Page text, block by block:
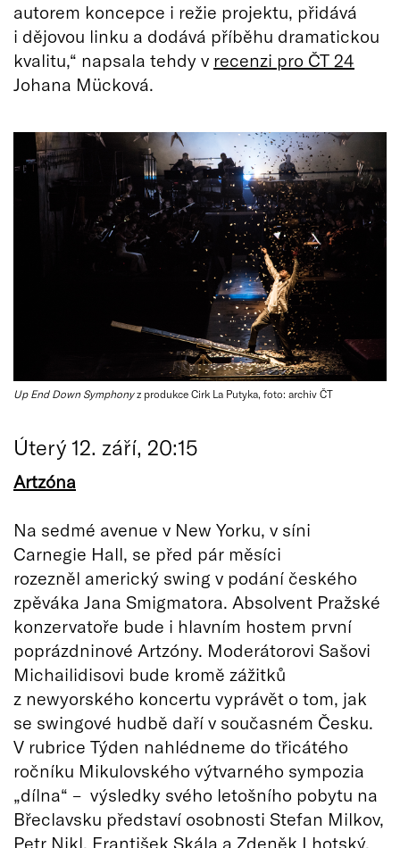
autorem koncepce i režie projektu, přidává
i dějovou linku a dodává příběhu dramatickou
kvalitu,“ napsala tehdy v recenzi pro ČT 24
Johana Mücková.
Up End Down Symphonyz produkce Cirk La Putyka, foto: archiv ČT
Úterý 12. září, 20:15
Artzóna
Na sedmé avenue v New Yorku, v síni
Carnegie Hall, se před pár měsíci
rozezněl americký swing v podání českého
zpěváka Jana Smigmatora. Absolvent Pražské
konzervatoře bude i hlavním hostem první
poprázdninové Artzóny. Moderátorovi Sašovi
Michailidisovi bude kromě zážitků
z newyorského koncertu vyprávět o tom, jak
se swingové hudbě daří v současném Česku.
V rubrice Týden nahlédneme do třicátého
ročníku Mikulovského výtvarného sympozia
„dílna“ – výsledky svého letošního pobytu na
Břeclavsku představí osobnosti Stefan Milkov,
Petr Nikl, František Skála a Zdeněk Lhotský.